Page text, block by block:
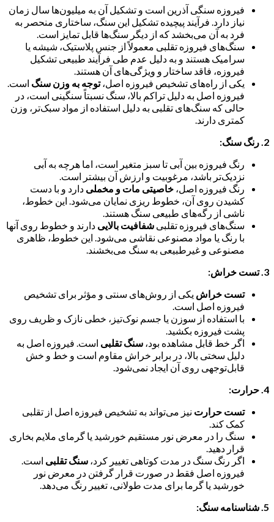
فیروزه سنگی آذرین است و تشکیل آن به میلیون‌ها سال زمان
نیاز دارد. فرآیند پیچیده تشکیل این سنگ، ساختاری منحصر به
فرد به آن می‌بخشد که از دیگر سنگ‌ها قابل تمایز است.
سنگ‌های فیروزه تقلبی معمولاً از جنس پلاستیک، شیشه یا
سرامیک هستند و به دلیل عدم طی فرآیند طبیعی تشکیل
فیروزه، فاقد ساختار و ویژگی‌های آن هستند.
یکی از راه‌های تشخیص فیروزه اصل،توجه به وزن سنگ است.
فیروزه اصل به دلیل تراکم بالا، سنگ نسبتاً سنگینی است، در
حالی که سنگ‌های تقلبی به دلیل استفاده از مواد سبک‌تر، وزن
کمتری دارند.
2. رنگ سنگ:
رنگ فیروزه بین آبی تا سبز متغیر است، اما هرچه به آبی
نزدیک‌تر باشد، مرغوبیت و ارزش آن بیشتر است.
رنگ فیروزه اصل، خاصیتی مات و مخملی دارد و با دست
کشیدن روی آن، خطوط ریزی نمایان می‌شود. این خطوط،
ناشی از رگه‌های طبیعی سنگ هستند.
سنگ‌های فیروزه تقلبی شفافیت بالایی دارند و خطوط روی آنها
با رنگ یا مواد مصنوعی نقاشی می‌شود. این خطوط، ظاهری
مصنوعی و غیرطبیعی به سنگ می‌بخشند.
3. تست خراش:
تست خراش یکی از روش‌های سنتی و مؤثر برای تشخیص
فیروزه اصل است.
با استفاده از سوزن یا جسم نوک‌تیز، خطی نازک و ظریف روی
پشت فیروزه بکشید.
اگر خط قابل مشاهده بود، سنگ تقلبی است. فیروزه اصل به
دلیل سختی بالا، در برابر خراش مقاوم است و خط و خش
قابل‌توجهی روی آن ایجاد نمی‌شود.
4. حرارت:
تست حرارت نیز می‌تواند به تشخیص فیروزه اصل از تقلبی
کمک کند.
سنگ را در معرض نور مستقیم خورشید یا گرمای ملایم بخاری
قرار دهید.
اگر رنگ سنگ در مدت کوتاهی تغییر کرد، سنگ تقلبی است.
فیروزه اصل فقط در صورت قرار گرفتن در معرض نور
خورشید یا گرما برای مدت طولانی، تغییر رنگ می‌دهد.
5. شناسنامه سنگ: